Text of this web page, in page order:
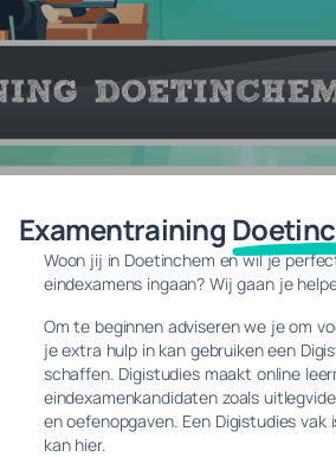
Examentraining
Woon jij in Doetinchem en wil je
eindexamens ingaan? Wij gaan je
Om te beginnen adviseren we je om
je extra hulp in kan gebruiken een
schaffen. Digistudies maakt online
eindexamenkandidaten zoals
en oefenopgaven. Een Digistudies vak
kan hier.